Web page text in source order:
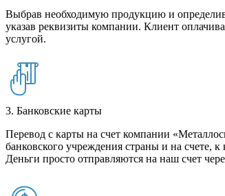
Выбрав необходимую продукцию и
указав реквизиты компании. Клиент
услугой.
3. Банковские карты
Перевод с карты на счет компании
банковского учреждения страны и на счете,
Деньги просто отправляются на наш счет